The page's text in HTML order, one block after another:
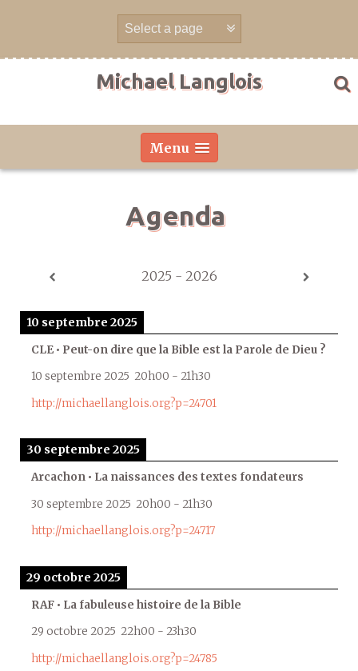
Michael Langlois
Menu
Agenda
2025 - 2026
10 septembre 2025
CLE • Peut-on dire que la Bible est la Parole de Dieu ?
10 septembre 2025 20h00 - 21h30
http://michaellanglois.org?p=24701
30 septembre 2025
Arcachon • La naissances des textes fondateurs
30 septembre 2025 20h00 - 21h30
http://michaellanglois.org?p=24717
29 octobre 2025
RAF • La fabuleuse histoire de la Bible
29 octobre 2025 22h00 - 23h30
http://michaellanglois.org?p=24785